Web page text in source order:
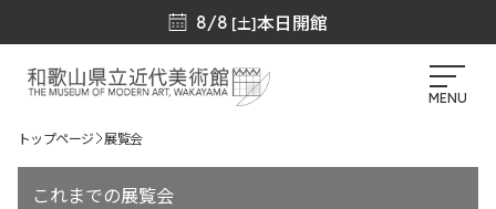
8/8 [土]本日開館
MENU
トップページ 展覧会
これまでの展覧会